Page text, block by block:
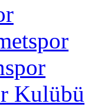
Kulübü